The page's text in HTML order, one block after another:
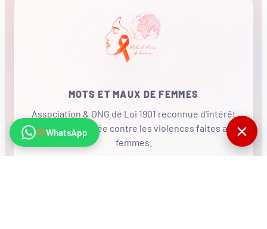
MOTS ET MAUX DE FEMMES
Association & ONG de Loi 1901 reconnue d'intérêt
général, mobilisée contre les violences faites aux
femmes.
WhatsApp ✕